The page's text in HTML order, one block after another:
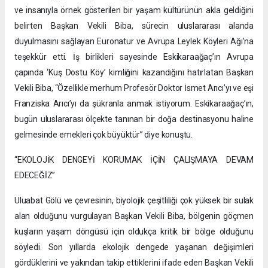
ve insanıyla örnek gösterilen bir yaşam kültürünün akla geldiğini
belirten Başkan Vekili Biba, sürecin uluslararası alanda
duyulmasını sağlayan Euronatur ve Avrupa Leylek Köyleri Ağı’na
teşekkür etti. İş birlikleri sayesinde Eskikaraağaç’ın Avrupa
çapında ‘Kuş Dostu Köy’ kimliğini kazandığını hatırlatan Başkan
Vekili Biba, “Özellikle merhum Profesör Doktor İsmet Arıcı’yı ve eşi
Franziska Arıcı’yı da şükranla anmak istiyorum. Eskikaraağaç’ın,
bugün uluslararası ölçekte tanınan bir doğa destinasyonu haline
gelmesinde emekleri çok büyüktür” diye konuştu.
“EKOLOJİK DENGEYİ KORUMAK İÇİN ÇALIŞMAYA DEVAM
EDECEĞİZ”
Uluabat Gölü ve çevresinin, biyolojik çeşitliliği çok yüksek bir sulak
alan olduğunu vurgulayan Başkan Vekili Biba, bölgenin göçmen
kuşların yaşam döngüsü için oldukça kritik bir bölge olduğunu
söyledi. Son yıllarda ekolojik dengede yaşanan değişimleri
gördüklerini ve yakından takip ettiklerini ifade eden Başkan Vekili